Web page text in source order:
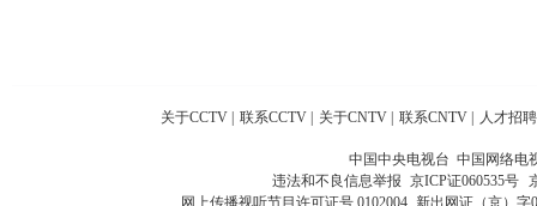
关于CCTV 联系CCTV 关于CNTV 联系CNTV 人才招聘
中国中央电视台 中国网络电
违法和不良信息举报 京ICP证060535号
网上传播视听节目许可证号 0102004 新出网证（京）